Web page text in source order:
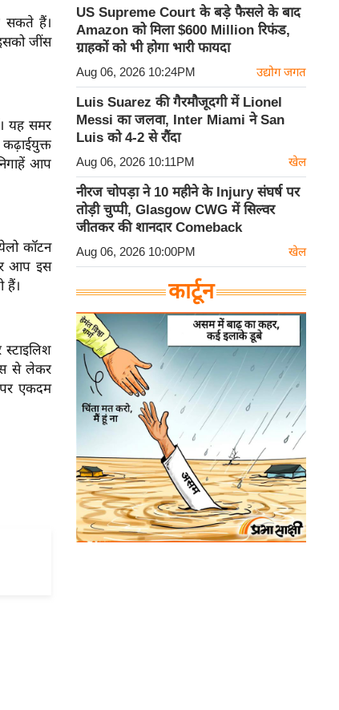
सकते हैं।
जींस
यह समर
आप
कॉटन
आप इस
हैं।
से लेकर
एकदम
US Supreme Court के बड़े फैसले के बाद
Amazon को मिला $600 Million रिफंड,
ग्राहकों को भी होगा भारी फायदा
Aug 06, 2026 10:24PM उद्योग जगत
Luis Suarez की गैरमौजूदगी में Lionel
Messi का जलवा, Inter Miami ने San
Luis को 4-2 से रौंदा
Aug 06, 2026 10:11PM खेल
नीरज चोपड़ा ने 10 महीने के Injury संघर्ष पर
तोड़ी चुप्पी, Glasgow CWG में सिल्वर
जीतकर की शानदार Comeback
Aug 06, 2026 10:00PM खेल
कार्टून